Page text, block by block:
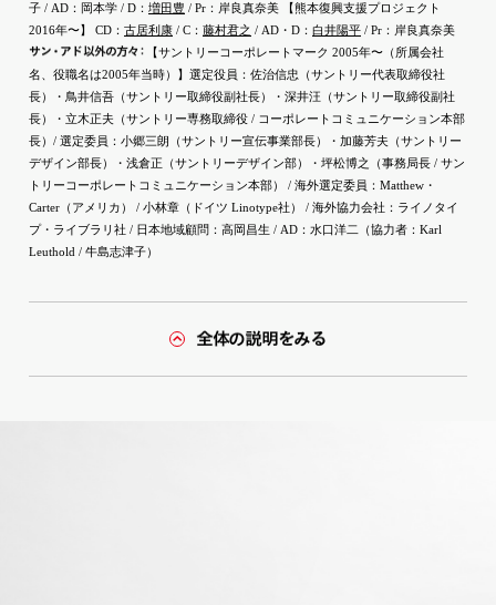
子 / AD：岡本学 / D： 増田豊 / Pr：岸良真奈美 【熊本復興支援プロジェクト
2016年〜】 CD： 古居利康 / C： 藤村君之 / AD・D： 白井陽平 / Pr：岸良真奈美
サン・ ア ド以外の方々：
【サントリーコーポレートマーク 2005年〜（所属会社
名、役職名は2005年当時）】選定役員：佐治信忠（サントリー代表取締役社
長）・鳥井信吾（サントリー取締役副社長）・深井汪（サントリー取締役副社
長）・立木正夫（サントリー専務取締役 / コーポレートコミュニケーション本部
長）/ 選定委員：小郷三朗（サントリー宣伝事業部長）・加藤芳夫（サントリー
デザイン部長）・浅倉正（サントリーデザイン部）・坪松博之（事務局長 / サン
トリーコーポレートコミュニケーション本部） / 海外選定委員：Matthew・
Carter（アメリカ） / 小林章（ドイツ Linotype社） / 海外協力会社：ライノタイ
プ・ライブラリ社 / 日本地域顧問：高岡昌生 / AD：水口洋二（協力者：Karl
Leuthold / 牛島志津子）
全体の説明をみる